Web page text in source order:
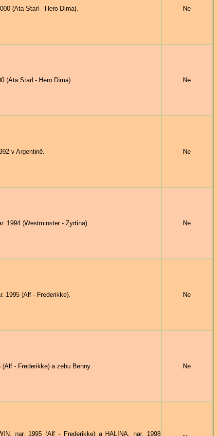
(Ata Starl - Hero Dima). Ne
(Ata Starl - Hero Dima). Ne
v Argentině. Ne
1994 (Westminster - Zyrtina). Ne
1995 (Alf - Frederikke). Ne
- Frederikke) a zebu Benny. Ne
nar. 1995 (Alf - Frederikke) a HALINA, nar. 1998